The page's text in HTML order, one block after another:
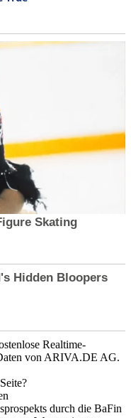
Realtime-
von ARIVA.DE AG.
durch die BaFin